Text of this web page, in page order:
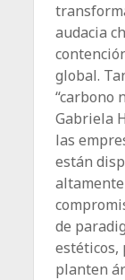
audacia
global.
“carbono
Gabriela
las
están
de
estéticos,
planten